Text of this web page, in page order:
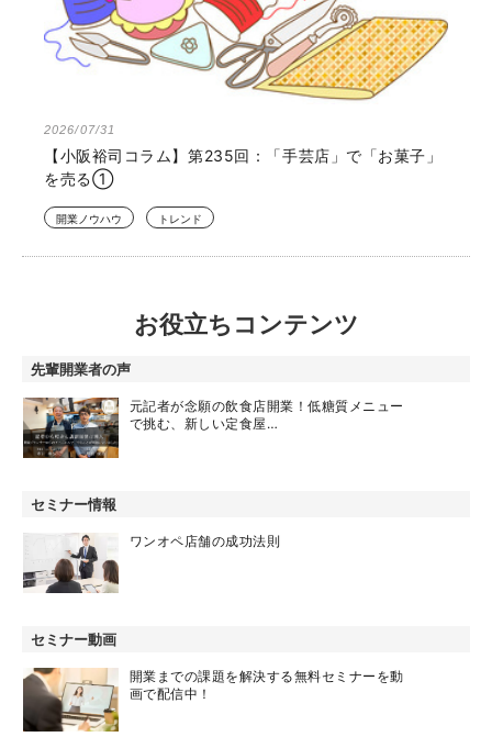
2026/07/31
【小阪裕司コラム】第235回：「手芸店」で「お菓子」
を売る①
開業ノウハウ トレンド
お役立ちコンテンツ
先輩開業者の声
元記者が念願の飲食店開業！低糖質メニュー
で挑む、新しい定食屋…
セミナー情報
ワンオペ店舗の成功法則
セミナー動画
開業までの課題を解決する無料セミナーを動
画で配信中！